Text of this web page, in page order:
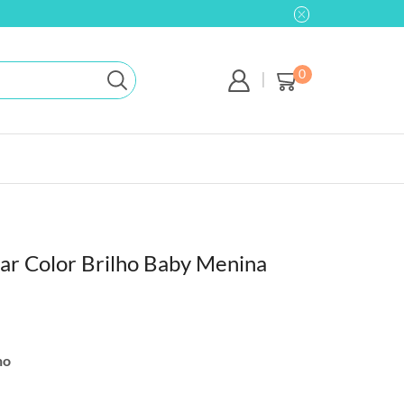
0
Color Brilho Baby Menina